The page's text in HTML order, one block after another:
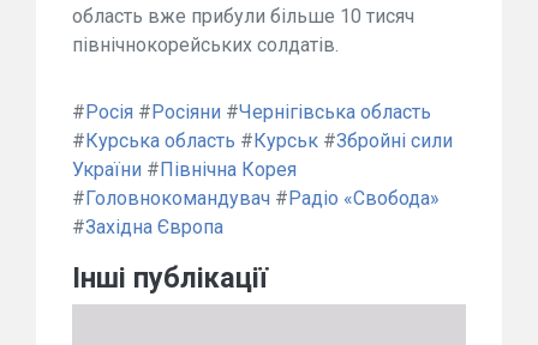
область вже прибули більше 10 тисяч
північнокорейських солдатів.
#Росія #Росіяни #Чернігівська область
#Курська область #Курськ #Збройні сили
України #Північна Корея
#Головнокомандувач #Радіо «Свобода»
#Західна Європа
Інші публікації